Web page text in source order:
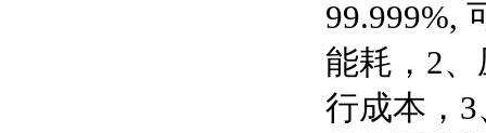
99.999%,
能耗， 2
行成本， 3